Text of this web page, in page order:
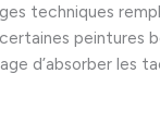
techniques
peintures
d’absorber les